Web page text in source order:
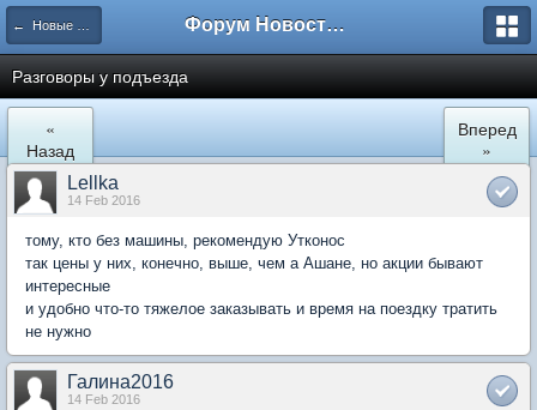
← Новые Водники Форум Новостройки
Разговоры у подъезда
«
Назад
Вперед
»
Lellka
14 Feb 2016
тому, кто без машины, рекомендую Утконос
так цены у них, конечно, выше, чем а Ашане, но акции бывают
интересные
и удобно что-то тяжелое заказывать и время на поездку тратить
не нужно
Галина2016
14 Feb 2016